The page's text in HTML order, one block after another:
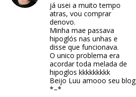
já usei a muito tempo
atras, vou comprar
denovo.
Minha mae passava
hipoglós nas unhas e
disse que funcionava.
O unico problema era
acordar toda melada de
hipoglos kkkkkkkkk
Beijo Luu amooo seu blog
*–*